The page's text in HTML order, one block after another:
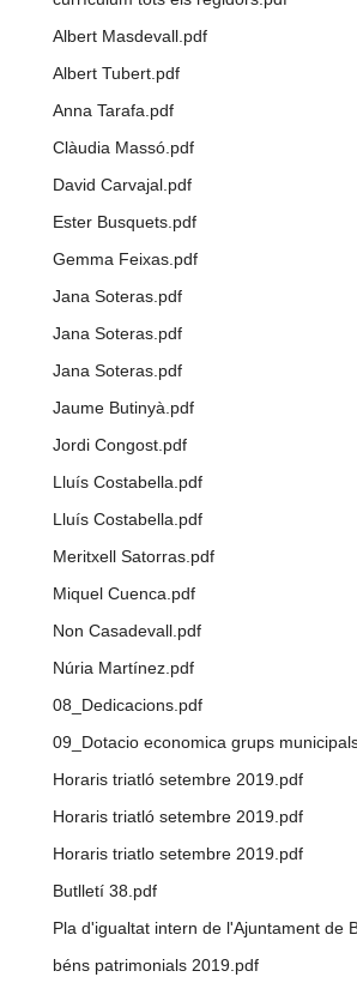
Albert Masdevall.pdf
Albert Tubert.pdf
Anna Tarafa.pdf
Clàudia Massó.pdf
David Carvajal.pdf
Ester Busquets.pdf
Gemma Feixas.pdf
Jana Soteras.pdf
Jana Soteras.pdf
Jana Soteras.pdf
Jaume Butinyà.pdf
Jordi Congost.pdf
Lluís Costabella.pdf
Lluís Costabella.pdf
Meritxell Satorras.pdf
Miquel Cuenca.pdf
Non Casadevall.pdf
Núria Martínez.pdf
08_Dedicacions.pdf
09_Dotacio economica grups
Horaris triatló setembre 2019.pdf
Horaris triatló setembre 2019.pdf
Horaris triatlo setembre 2019.pdf
Butlletí 38.pdf
Pla d'igualtat intern de l'Ajuntament de
béns patrimonials 2019.pdf